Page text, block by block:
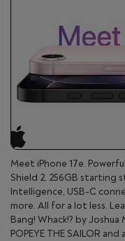
Meet iPhone 17e.
Shield 2, 256GB
Intelligence, USB-C
more. All for a lot less.
Bang! Whack!? by
POPEYE THE SAILOR